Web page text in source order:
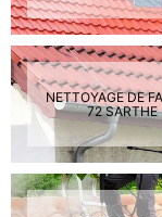
NETTOYAGE DE
72 SARTHE